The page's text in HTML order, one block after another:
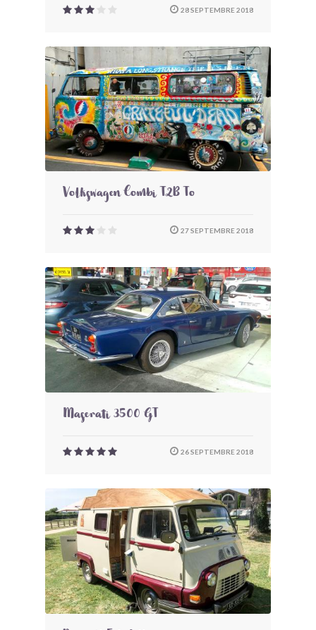
28 SEPTEMBRE 2018
Volkswagen Combi T2B To
27 SEPTEMBRE 2018
Maserati 3500 GT
26 SEPTEMBRE 2018